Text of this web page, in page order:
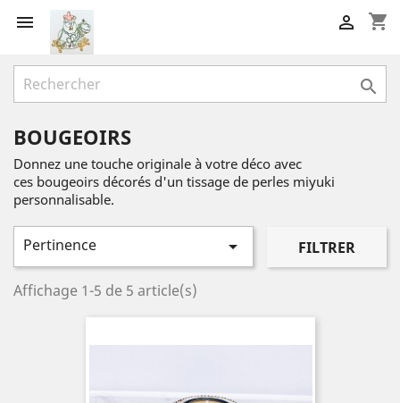
 shopping_cart


BOUGEOIRS
Donnez une touche originale à votre déco avec
ces bougeoirs décorés d'un tissage de perles miyuki
personnalisable.
Pertinence  FILTRER
Affichage 1-5 de 5 article(s)